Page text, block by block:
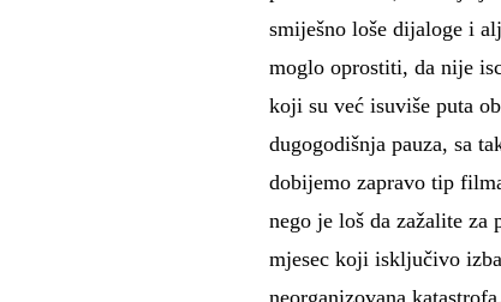
smiješno loše dijaloge i
moglo oprostiti, da nije
koji su već isuviše puta
dugogodišnja pauza, sa
dobijemo zapravo tip
nego je loš da zažalite za
mjesec koji isključivo
neorganizovana